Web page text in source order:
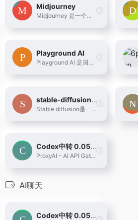
Midjourney
Midjourney 是一个文本到图像的AI工具，可以让你用简短的文字描述来创造新的世界、奇幻的角色和独特的图像。它是一个独立的研究实验室，探索新的媒介和扩展人类的想象力。你可以通过Discord或者网站 https://www.midjourney.com/ 来使用这个工具，并且可以看到其他用户的创意作品。
Playground AI
Playground AI 是国外一个免费使用的在线 AI 图像创建器。用它来创作艺术、社交媒体帖子、演示文稿、海报、视频、徽标等。
stable-diffusion-webui
Stable diffusion是一个基于Latent Diffusion Models(潜在扩散模型,LDMs)的文图生成(text-to-image)模型，本地部部署有技术门槛
Codex中转 0.05倍率
ProxyAI - AI API Gateway
AI聊天
Codex中转 0.05倍率